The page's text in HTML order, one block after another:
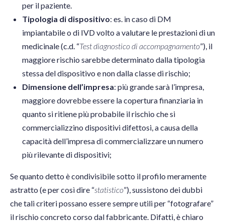
per il paziente.
Tipologia di dispositivo: es. in caso di DM
impiantabile o di IVD volto a valutare le prestazioni di un
medicinale (c.d. “Test diagnostico di accompagnamento”), il
maggiore rischio sarebbe determinato dalla tipologia
stessa del dispositivo e non dalla classe di rischio;
Dimensione dell’impresa: più grande sarà l’impresa,
maggiore dovrebbe essere la copertura finanziaria in
quanto si ritiene più probabile il rischio che si
commercializzino dispositivi difettosi, a causa della
capacità dell’impresa di commercializzare un numero
più rilevante di dispositivi;
Se quanto detto è condivisibile sotto il profilo meramente
astratto (e per così dire “statistico”), sussistono dei dubbi
che tali criteri possano essere sempre utili per “fotografare”
il rischio concreto corso dal fabbricante. Difatti, è chiaro